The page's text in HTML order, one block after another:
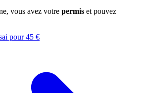
vous avez votre permis et pouvez
pour 45 €